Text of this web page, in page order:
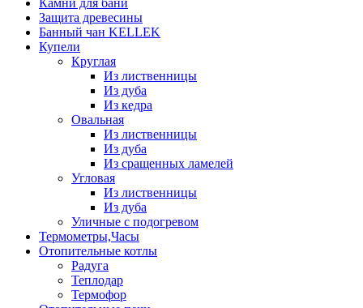
Камни для бани
Защита древесины
Банный чан KELLEK
Купели
Круглая
Из лиственницы
Из дуба
Из кедра
Овальная
Из лиственницы
Из дуба
Из сращенных ламелей
Угловая
Из лиственницы
Из дуба
Уличные с подогревом
Термометры,Часы
Отопительные котлы
Радуга
Теплодар
Термофор